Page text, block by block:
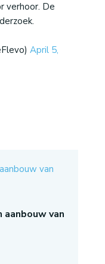
verhoor. De
April 5,
aanbouw van